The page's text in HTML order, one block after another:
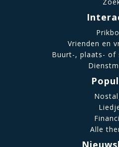
Vrienden en
Buurt-, plaats- of
Alle